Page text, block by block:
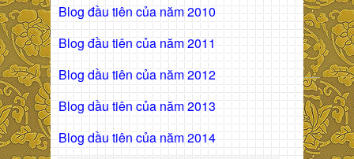
Blog đầu tiên của năm 2010
Blog đầu tiên của năm 2011
Blog dầu tiên của năm 2012
Blog dầu tiên của năm 2013
Blog dầu tiên của năm 2014